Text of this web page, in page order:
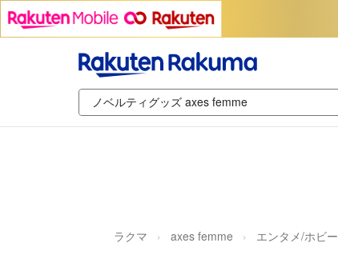
ラクマ axes femme エンタメ/ホビー